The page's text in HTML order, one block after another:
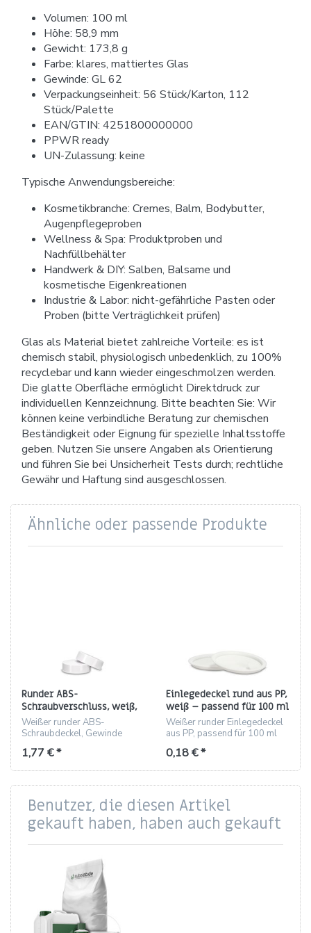
Volumen: 100 ml
Höhe: 58,9 mm
Gewicht: 173,8 g
Farbe: klares, mattiertes Glas
Gewinde: GL 62
Verpackungseinheit: 56 Stück/Karton, 112
Stück/Palette
EAN/GTIN: 4251800000000
PPWR ready
UN-Zulassung: keine
Typische Anwendungsbereiche:
Kosmetikbranche: Cremes, Balm, Bodybutter,
Augenpflegeproben
Wellness & Spa: Produktproben und
Nachfüllbehälter
Handwerk & DIY: Salben, Balsame und
kosmetische Eigenkreationen
Industrie & Labor: nicht-gefährliche Pasten oder
Proben (bitte Verträglichkeit prüfen)
Glas als Material bietet zahlreiche Vorteile: es ist
chemisch stabil, physiologisch unbedenklich, zu 100%
recyclebar und kann wieder eingeschmolzen werden.
Die glatte Oberfläche ermöglicht Direktdruck zur
individuellen Kennzeichnung. Bitte beachten Sie: Wir
können keine verbindliche Beratung zur chemischen
Beständigkeit oder Eignung für spezielle Inhaltsstoffe
geben. Nutzen Sie unsere Angaben als Orientierung
und führen Sie bei Unsicherheit Tests durch; rechtliche
Gewähr und Haftung sind ausgeschlossen.
Ähnliche oder passende Produkte
Runder ABS-
Schraubverschluss, weiß,
Gewinde ND62 (für 100 ml
Tiegel)
Weißer runder ABS-
Schraubdeckel, Gewinde
Tiegel.
1,77 € *
Einlegedeckel rund aus PP,
weiß – passend für 100 ml
Tiegel (Gewinde 62)
Weißer runder Einlegedeckel
aus PP, passend für 100 ml
0,18 € *
Benutzer, die diesen Artikel
gekauft haben, haben auch gekauft